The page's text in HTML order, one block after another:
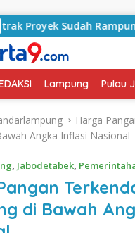
Sudah Rampung
Lampung Pulau
Harga
Angka Inflasi Nasional
, Jabodetabek,
di Bawah